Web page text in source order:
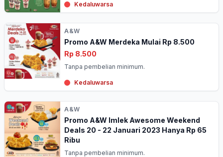
Kedaluwarsa
A&W
Promo A&W Merdeka Mulai Rp 8.500
Rp 8.500
Tanpa pembelian minimum.
Kedaluwarsa
A&W
Promo A&W Imlek Awesome Weekend
Deals 20 - 22 Januari 2023 Hanya Rp 65
Ribu
Tanpa pembelian minimum.